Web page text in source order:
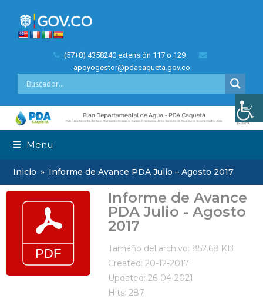
(57+8) 4358240 extensión 117 o 129
apoyogestor@pdacaqueta.gov.co
Menu
Inicio » Informe de Avance PDA Julio – Agosto 2017
Informe de Avance
PDA Julio - Agosto
2017
Tamaño del archivo: 852.68 KB
Created: 20-12-2017
Updated: 26-04-2021
Hits: 287